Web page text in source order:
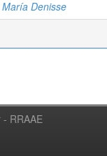
Denisse
RRAAE